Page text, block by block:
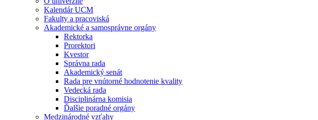
Kalendár UCM
Fakulty a pracoviská
Akademické a samosprávne orgány
Rektorka
Prorektori
Kvestor
Správna rada
Akademický senát
Rada pre vnútorné hodnotenie kvality
Vedecká rada
Disciplinárna komisia
Ďalšie poradné orgány
Medzinárodné vzťahy